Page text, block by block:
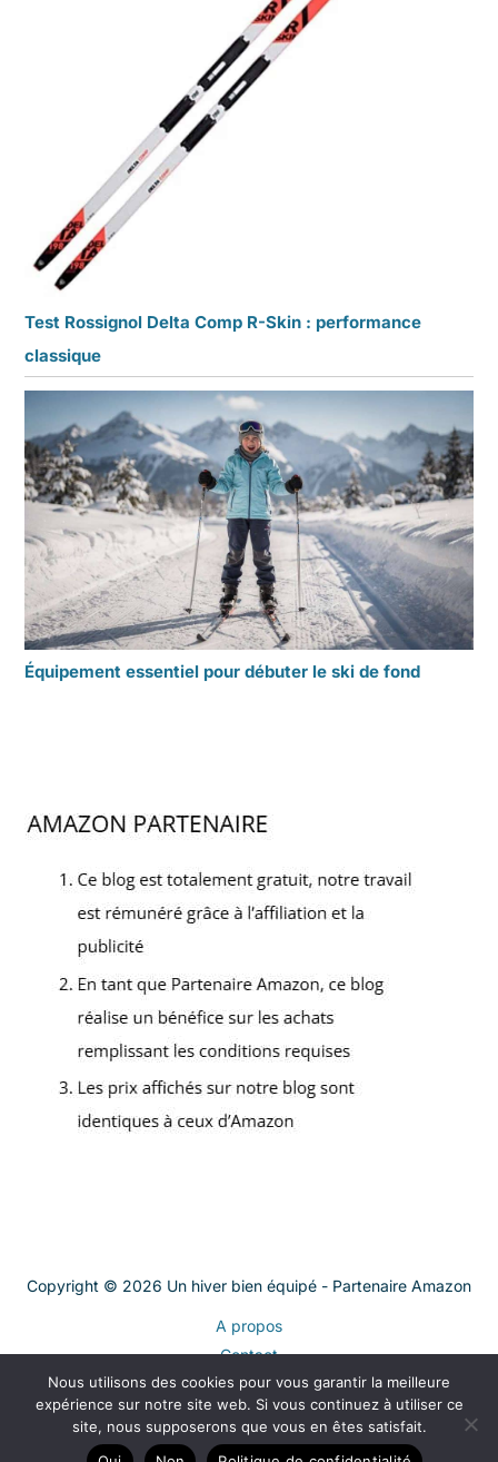
Test Rossignol Delta Comp R-Skin : performance
classique
Équipement essentiel pour débuter le ski de fond
Copyright © 2026 Un hiver bien équipé - Partenaire Amazon
A propos
Contact
Plan du site
Mentions légales
Politique de confidentialité
Nous utilisons des cookies pour vous garantir la meilleure
expérience sur notre site web. Si vous continuez à utiliser ce
site, nous supposerons que vous en êtes satisfait.